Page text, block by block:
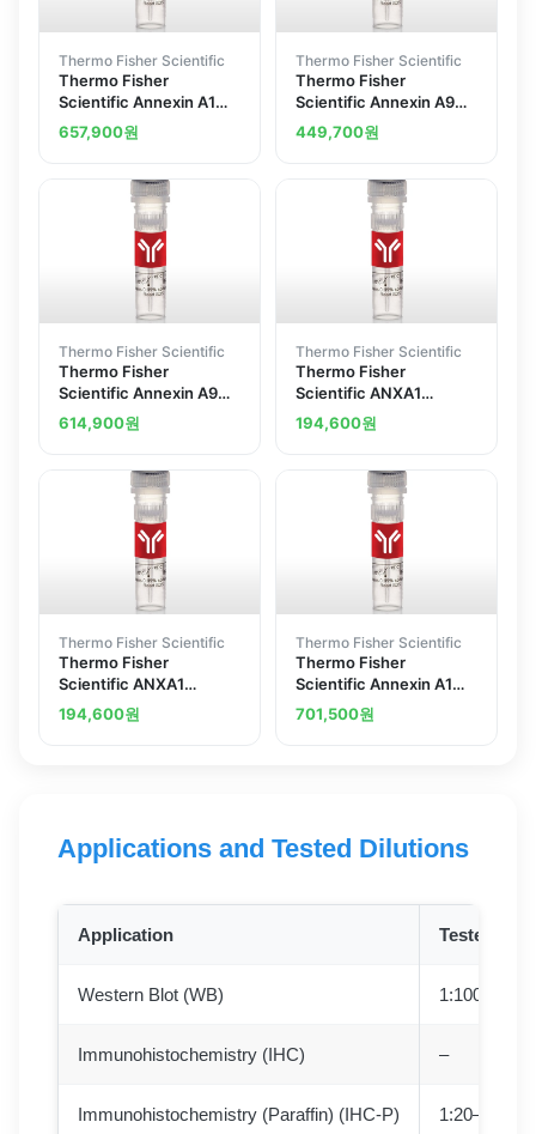
Thermo Fisher Scientific
Thermo Fisher
Scientific Annexin A1
Polyclonal Antibody
657,900원
Thermo Fisher Scientific
Thermo Fisher
Scientific Annexin A9
Polyclonal Antibody
449,700원
Thermo Fisher Scientific
Thermo Fisher
Scientific Annexin A9
Polyclonal Antibody
614,900원
Thermo Fisher Scientific
Thermo Fisher
Scientific ANXA1
Annexin A1 Polyclonal
Antibody
194,600원
Thermo Fisher Scientific
Thermo Fisher
Scientific ANXA1
Annexin A1 Polyclonal
Antibody
194,600원
Thermo Fisher Scientific
Thermo Fisher
Scientific Annexin A1
Polyclonal Antibody
701,500원
Applications and Tested Dilutions
Application Tested
Western Blot (WB)
Immunohistochemistry (IHC) –
Immunohistochemistry (Paraffin) (IHC-P) 1:20–1:200